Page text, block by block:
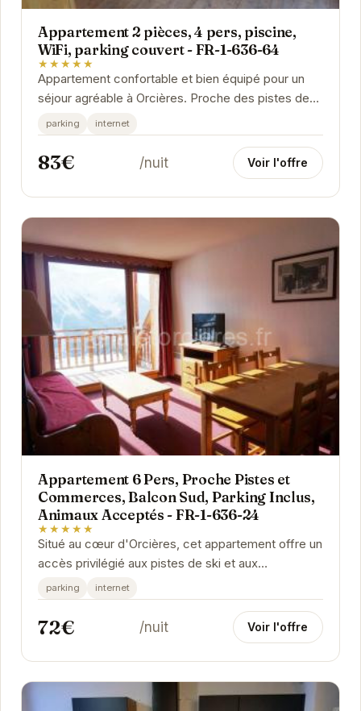
Appartement 2 pièces, 4 pers, piscine,
WiFi, parking couvert - FR-1-636-64
★★★★★
Appartement confortable et bien équipé pour un
séjour agréable à Orcières. Proche des pistes de
ski et des commerces, cet appartement offre un...
parking internet
83€ /nuit Voir l'offre
Appartement 6 Pers, Proche Pistes et
Commerces, Balcon Sud, Parking Inclus,
Animaux Acceptés - FR-1-636-24
★★★★★
Situé au cœur d'Orcières, cet appartement offre un
accès privilégié aux pistes de ski et aux
commerces locaux. Son balcon exposé plein sud...
parking internet
72€ /nuit Voir l'offre